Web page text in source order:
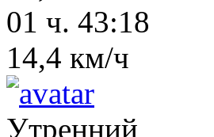
01 ч. 43:18
14,4 км/ч
Утренний